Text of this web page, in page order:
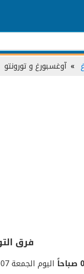
آوغسبورغ و تورونتو
فرق
اليوم الجمعة 07 أغسطس 2026 تكون الساعة في تورونتو